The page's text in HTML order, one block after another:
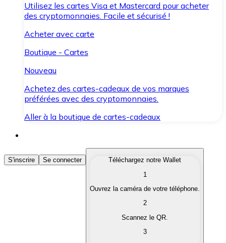
Utilisez les cartes Visa et Mastercard pour acheter
des cryptomonnaies. Facile et sécurisé !
Acheter avec carte
Boutique - Cartes
Nouveau
Achetez des cartes-cadeaux de vos marques
préférées avec des cryptomonnaies.
Aller à la boutique de cartes-cadeaux
Acheter des Cryptomonnaies
Achetez les cryptomonnaies qui vous intéressent
Convertissez vos cryptomonnaies en monnaie
S'inscrire Se connecter
Téléchargez notre Wallet
1
Ouvrez la caméra de votre téléphone.
2
Scannez le QR.
3